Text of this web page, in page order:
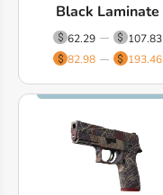
Black Laminate
62.29
107.83
82.98
193.46